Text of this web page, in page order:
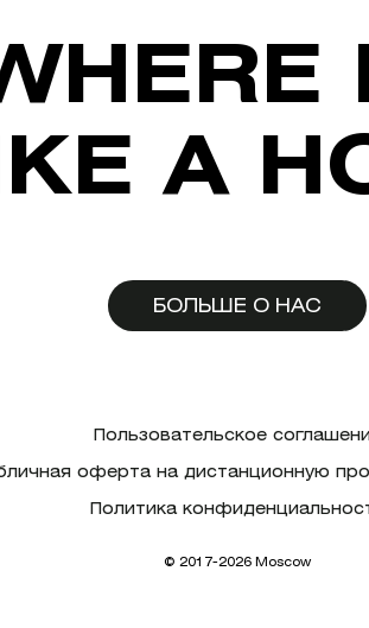
A
БОЛЬШЕ О НАС
Пользовательское
оферта на дистанционную
Политика
© 2017-2026 Moscow